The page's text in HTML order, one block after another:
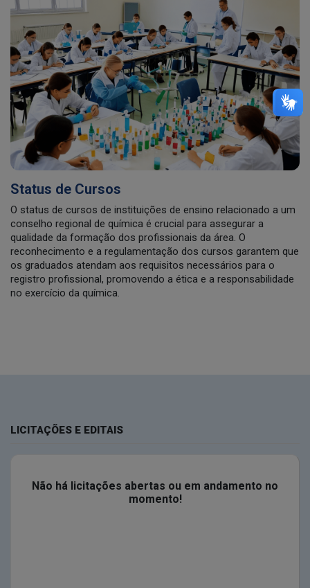
Status de Cursos
O status de cursos de instituições de ensino relacionado a um
conselho regional de química é crucial para assegurar a
qualidade da formação dos profissionais da área. O
reconhecimento e a regulamentação dos cursos garantem que
os graduados atendam aos requisitos necessários para o
registro profissional, promovendo a ética e a responsabilidade
no exercício da química.
LICITAÇÕES E EDITAIS
Não há licitações abertas ou em andamento no
momento!